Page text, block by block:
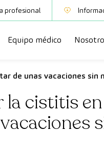
profesional
y revisiones médicas
Equipo médico
de unas vacaciones sin
la cistitis
vacaciones